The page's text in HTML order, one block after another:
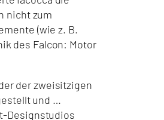
nicht zum
(wie z. B.
des Falcon: Motor
der zweisitzigen
und …
Designstudios